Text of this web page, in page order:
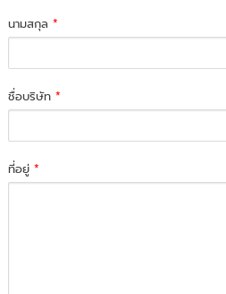
นามสกุล*
ชื่อบริษัท*
ที่อยู่*